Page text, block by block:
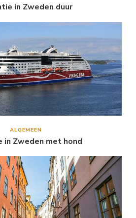
in Zweden duur
ALGEMEEN
in Zweden met hond